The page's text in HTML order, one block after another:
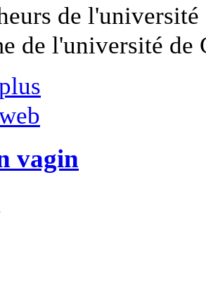
de
de l'université
vagin